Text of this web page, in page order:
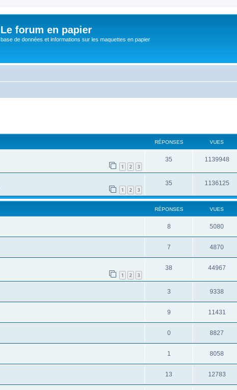
Le forum en papier
base de données et informations sur les maquettes en papier
RÉPONSES VUES
1 2 3
35 1139948
1 2 3
35 1136125
RÉPONSES VUES
8 5080
7 4870
1 2 3
38 44967
3 9338
9 11431
0 8827
1 8058
13 12783